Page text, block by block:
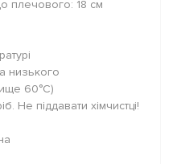
плечового: 18 см
низького
60°C)
Не піддавати хімчистці!